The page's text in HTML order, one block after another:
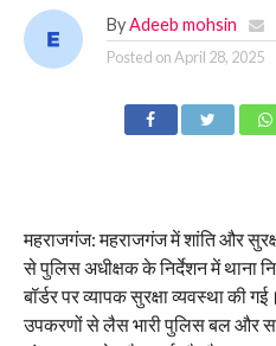
By Adeeb mohsin
Posted onApril 28, 2025
महराजगंज: महराजगंज में शांति और
से पुलिस अधीक्षक के निर्देशन में थाना
बॉर्डर पर व्यापक सुरक्षा व्यवस्था की
उपकरणों से लैस भारी पुलिस बल और